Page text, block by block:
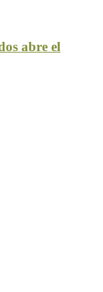
abre el